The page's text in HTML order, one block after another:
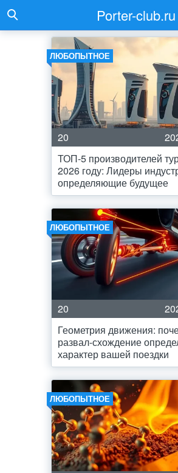
Porter-club.ru
ЛЮБОПЫТНОЕ
20
ТОП-5 производителей
2026 году: Лидеры
определяющие будущее
ЛЮБОПЫТНОЕ
20
Геометрия движения:
развал-схождение
характер вашей поездки
ЛЮБОПЫТНОЕ